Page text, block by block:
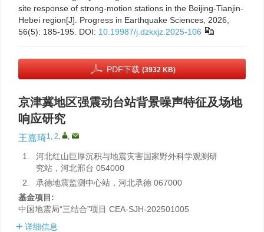
site response of strong-motion stations in the Beijing-Tianjin-
Hebei region[J]. Progress in Earthquake Sciences, 2026,
56(5): 185-195. DOI: 10.19987/j.dzkxjz.2025-106
PDF下载 (3932 KB)
京津冀地区强震动台站背景噪声特征及场地
响应研究
王嘉琦1, 2, ,
1.
河北红山巨厚沉积与地震灾害国家野外科学观测研
究站，河北邢台 054000
2.
承德地震监测中心站，河北承德 067000
基金项目:
中国地震局“三结合”项目 CEA-SJH-202501005
详细信息